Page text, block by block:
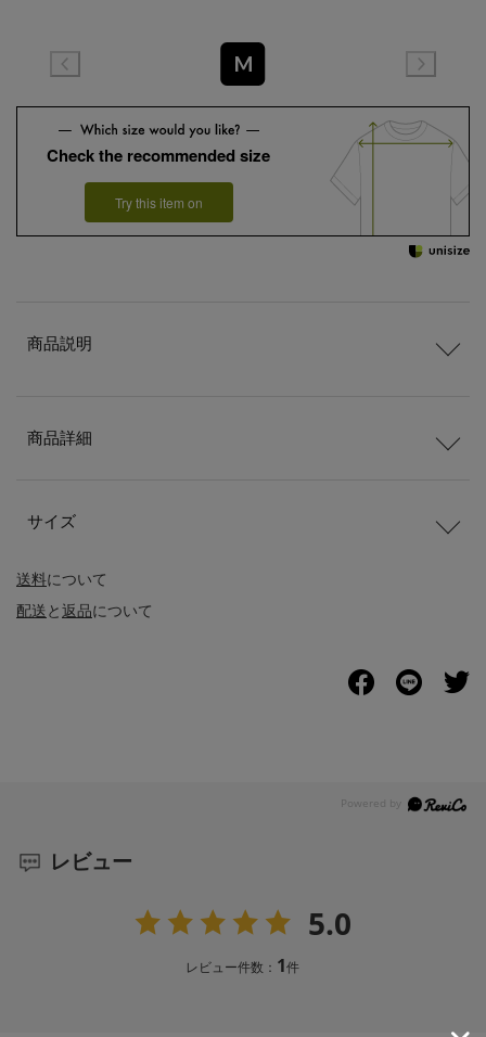
M
Check the recommended size
Try this item on
送料について
配送と返品について
商品説明
商品詳細
サイズ
レビュー
5.0
レビュー件数： 1件